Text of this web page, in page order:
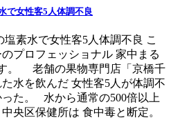
で女性客5人体調不良
素水で女性客5人体調不良 こ
プロフェッショナル 家中まる
。 老舗の果物専門店「京橋千
水を飲んだ 女性客5人が体調不
た。 水から通常の500倍以上
央区保健所は 食中毒と断定。